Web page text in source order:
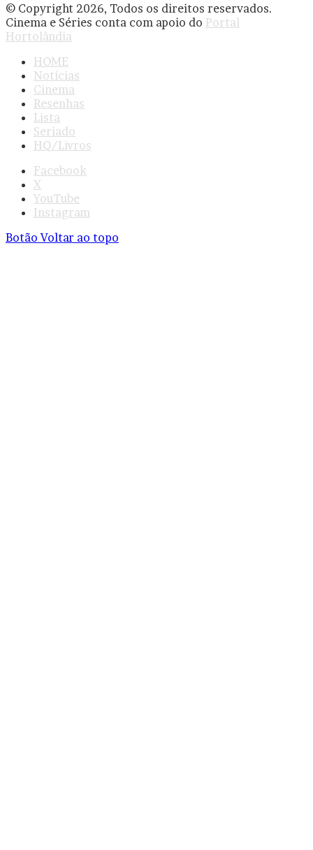
© Copyright 2026, Todos os direitos reservados.
Cinema e Séries conta com apoio do Portal
Hortolândia
HOME
Notícias
Cinema
Resenhas
Lista
Seriado
HQ/Livros
Facebook
X
YouTube
Instagram
Botão Voltar ao topo